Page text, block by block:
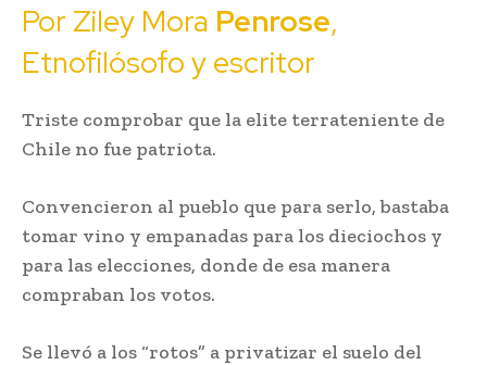
Por Ziley Mora Penrose,
Etnofilósofo y escritor
Triste comprobar que la elite terrateniente de
Chile no fue patriota.
Convencieron al pueblo que para serlo, bastaba
tomar vino y empanadas para los dieciochos y
para las elecciones, donde de esa manera
compraban los votos.
Se llevó a los “rotos” a privatizar el suelo del